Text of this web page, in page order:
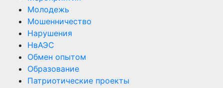
Молодежь
Мошенничество
Нарушения
НвАЭС
Обмен опытом
Образование
Патриотические проекты